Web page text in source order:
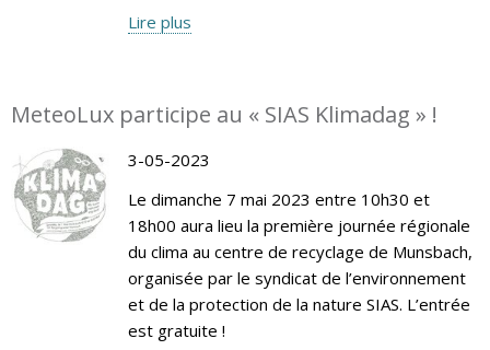
Lire plus
MeteoLux participe au « SIAS Klimadag » !
3-05-2023
Le dimanche 7 mai 2023 entre 10h30 et
18h00 aura lieu la première journée régionale
du clima au centre de recyclage de Munsbach,
organisée par le syndicat de l’environnement
et de la protection de la nature SIAS. L’entrée
est gratuite !